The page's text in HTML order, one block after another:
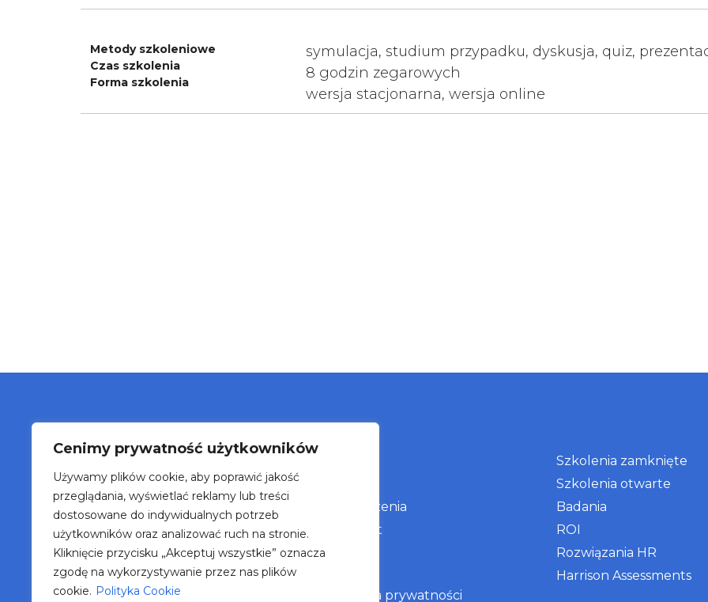
Cenimy prywatność użytkowników
Używamy plików cookie, aby poprawić jakość
przeglądania, wyświetlać reklamy lub treści
dostosowane do indywidualnych potrzeb
użytkowników oraz analizować ruch na stronie.
Kliknięcie przycisku „Akceptuj wszystkie” oznacza
zgodę na wykorzystywanie przez nas plików
cookie. Polityka Cookie
Metody szkoleniowe
Czas szkolenia
Forma szkolenia
symulacja, studium przypadku, dyskusja, quiz,
8 godzin zegarowych
wersja stacjonarna, wersja online
Mail: biuro@t4d.com.pl
Wydarzenia
Kontakt
Polityka prywatności
Szkolenia zamknięte
Szkolenia otwarte
Badania
ROI
Rozwiązania HR
Harrison Assessments